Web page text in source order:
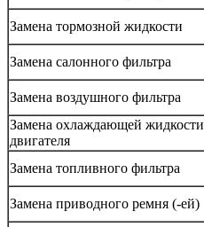
Замена тормозной жидкости
Замена салонного фильтра
Замена воздушного фильтра
Замена охлаждающей жидкости
двигателя
Замена топливного фильтра
Замена приводного ремня (-ей)